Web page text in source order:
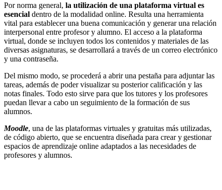
Por norma general, la utilización de una plataforma virtual es
esencial dentro de la modalidad online. Resulta una herramienta
vital para establecer una buena comunicación y generar una relación
interpersonal entre profesor y alumno. El acceso a la plataforma
virtual, donde se incluyen todos los contenidos y materiales de las
diversas asignaturas, se desarrollará a través de un correo electrónico
y una contraseña.
Del mismo modo, se procederá a abrir una pestaña para adjuntar las
tareas, además de poder visualizar su posterior calificación y las
notas finales. Todo esto sirve para que los tutores y los profesores
puedan llevar a cabo un seguimiento de la formación de sus
alumnos.
Moodle, una de las plataformas virtuales y gratuitas más utilizadas,
de código abierto, que se encuentra diseñada para crear y gestionar
espacios de aprendizaje online adaptados a las necesidades de
profesores y alumnos.